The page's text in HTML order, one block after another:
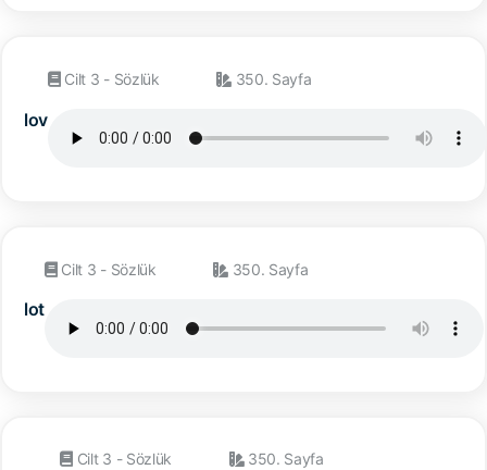
lov
Cilt 3 - Sözlük 350. Sayfa
lot
Cilt 3 - Sözlük 350. Sayfa
Cilt 3 - Sözlük 350. Sayfa